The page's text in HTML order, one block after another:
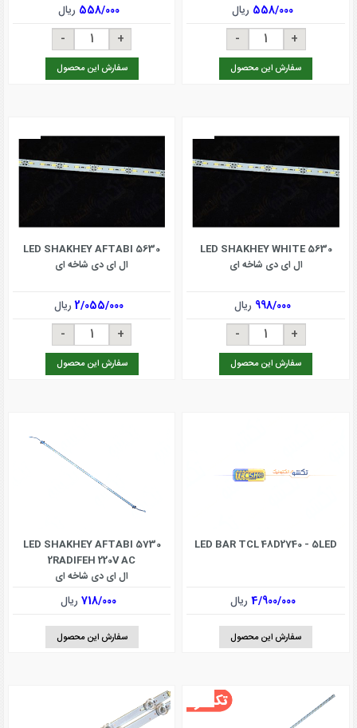
558/000 ریال
سفارش این محصول
558/000 ریال
سفارش این محصول
LED SHAKHEY WHITE 5630
ال ای دی شاخه ای
998/000 ریال
سفارش این محصول
LED SHAKHEY AFTABI 5630
ال ای دی شاخه ای
2/055/000ریال
سفارش این محصول
LED BAR TCL 48D2740 - 5LED
4/900/000 ریال
سفارش این محصول
LED SHAKHEY AFTABI 5730
2RADIFEH 220V AC
ال ای دی شاخه ای
718/000ریال
سفارش این محصول